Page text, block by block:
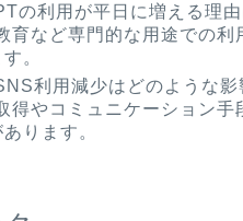
の利用が平日に増える理由
育など専門的な用途での
。
利用減少はどのような影
得やコミュニケーション
ります。